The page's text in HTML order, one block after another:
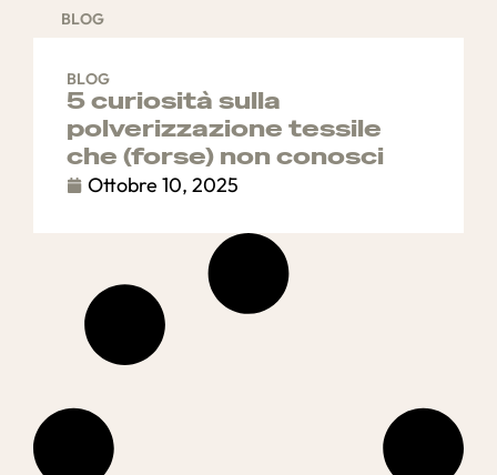
BLOG
BLOG
5 curiosità sulla
polverizzazione tessile
che (forse) non conosci
Ottobre 10, 2025